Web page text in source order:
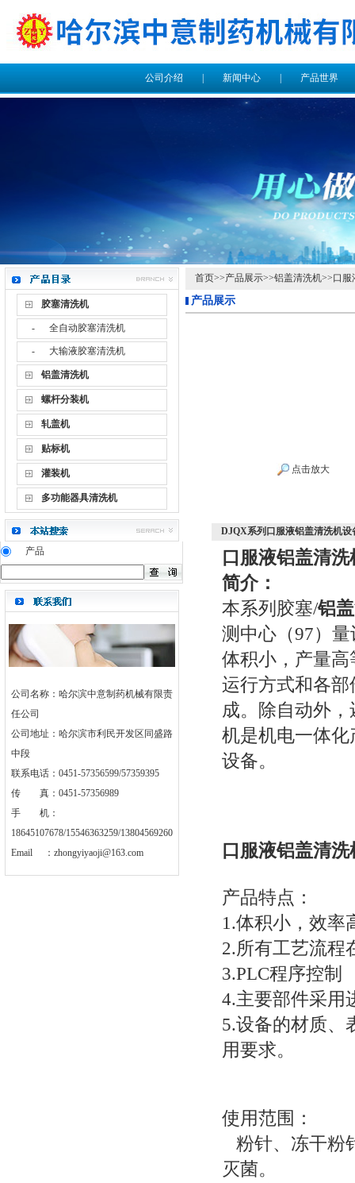
公司介绍 新闻中心 产品世界
胶塞清洗机
- 全自动胶塞清洗机
- 大输液胶塞清洗机
铝盖清洗机
螺杆分装机
轧盖机
贴标机
灌装机
多功能器具清洗机
产品
公司名称：哈尔滨中意制药机械有限责
任公司
公司地址：哈尔滨市利民开发区同盛路
中段
联系电话：0451-57356599/57359395
传 真：0451-57356989
手 机：
18645107678/15546363259/13804569260
Email ： zhongyiyaoji@163.com
首页>>产品展示>>铝盖清洗机>>口服
产品展示
点击放大
DJQX系列口服液铝盖清洗机设
口服液铝盖清洗
简介：
本系列胶塞/铝
测中心（97）
体积小，产量
运行方式和各
成。除自动外
机是机电一体
设备。
口服液铝盖清洗
产品特点：
1.体积小，效率
2.所有工艺流程
3.PLC程序控制
4.主要部件采用
5.设备的材质、
用要求。
使用范围：
粉针、冻干粉
灭菌。